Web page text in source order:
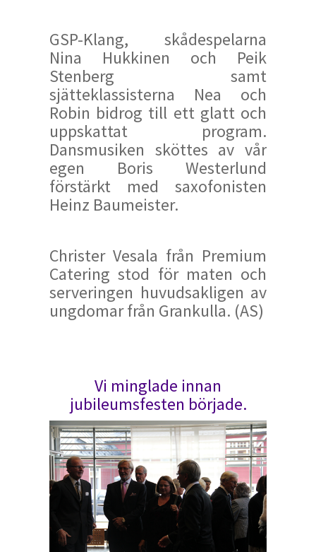
GSP-Klang, skådespelarna
Nina Hukkinen och Peik
Stenberg samt
sjätteklassisterna Nea och
Robin bidrog till ett glatt och
uppskattat program.
Dansmusiken sköttes av vår
egen Boris Westerlund
förstärkt med saxofonisten
Heinz Baumeister.
Christer Vesala från Premium
Catering stod för maten och
serveringen huvudsakligen av
ungdomar från Grankulla. (AS)
Vi minglade innan
jubileumsfesten började.